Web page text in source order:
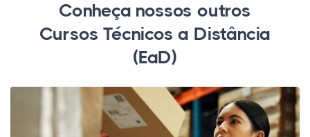
Conheça nossos outros
Cursos Técnicos a Distância
(EaD)